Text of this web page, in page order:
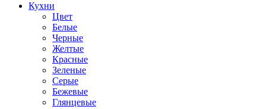
Кухни
Цвет
Белые
Черные
Желтые
Красные
Зеленые
Серые
Бежевые
Глянцевые